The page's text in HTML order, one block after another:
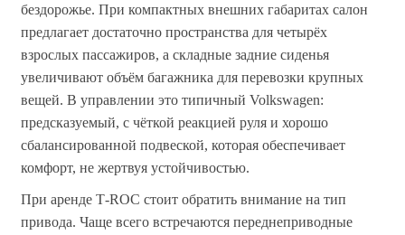
бездорожье. При компактных внешних габаритах салон
предлагает достаточно пространства для четырёх
взрослых пассажиров, а складные задние сиденья
увеличивают объём багажника для перевозки крупных
вещей. В управлении это типичный Volkswagen:
предсказуемый, с чёткой реакцией руля и хорошо
сбалансированной подвеской, которая обеспечивает
комфорт, не жертвуя устойчивостью.
При аренде T‑ROC стоит обратить внимание на тип
привода. Чаще всего встречаются переднеприводные